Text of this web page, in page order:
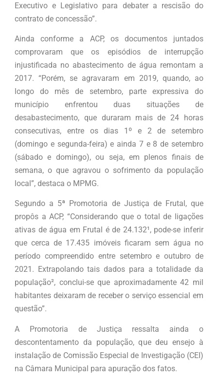
Executivo e Legislativo para debater a rescisão do
contrato de concessão”.
Ainda conforme a ACP, os documentos juntados
comprovaram que os episódios de interrupção
injustificada no abastecimento de água remontam a
2017. “Porém, se agravaram em 2019, quando, ao
longo do mês de setembro, parte expressiva do
município enfrentou duas situações de
desabastecimento, que duraram mais de 24 horas
consecutivas, entre os dias 1º e 2 de setembro
(domingo e segunda-feira) e ainda 7 e 8 de setembro
(sábado e domingo), ou seja, em plenos finais de
semana, o que agravou o sofrimento da população
local”, destaca o MPMG.
Segundo a 5ª Promotoria de Justiça de Frutal, que
propôs a ACP, “Considerando que o total de ligações
ativas de água em Frutal é de 24.132¹, pode-se inferir
que cerca de 17.435 imóveis ficaram sem água no
período compreendido entre setembro e outubro de
2021. Extrapolando tais dados para a totalidade da
população², conclui-se que aproximadamente 42 mil
habitantes deixaram de receber o serviço essencial em
questão”.
A Promotoria de Justiça ressalta ainda o
descontentamento da população, que deu ensejo à
instalação de Comissão Especial de Investigação (CEI)
na Câmara Municipal para apuração dos fatos.